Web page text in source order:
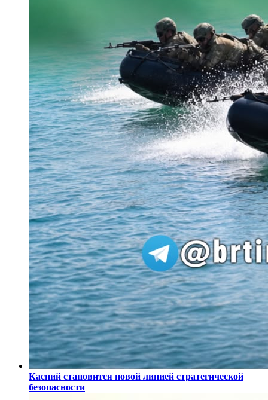
Каспий становится новой линией стратегической
безопасности